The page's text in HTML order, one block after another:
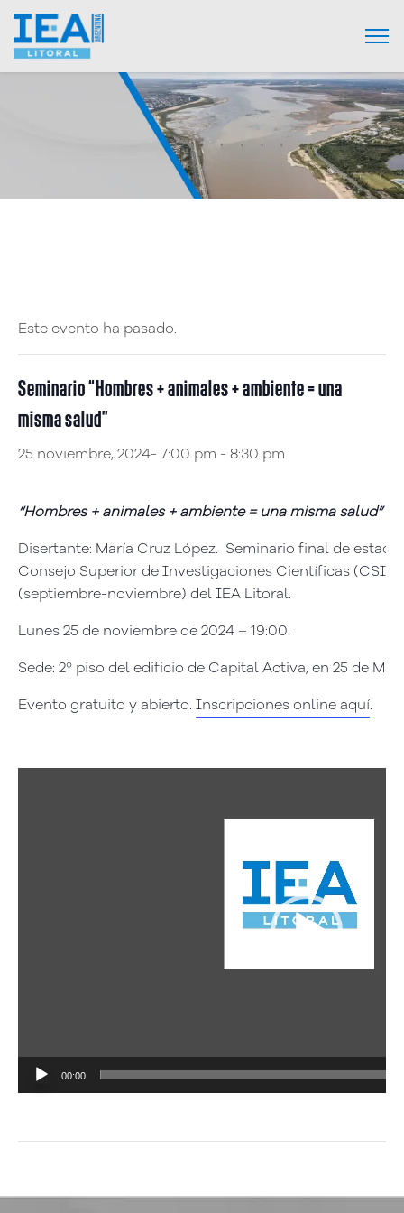
Este evento ha pasado.
Seminario “Hombres + animales + ambiente = una
misma salud”
25 noviembre, 2024- 7:00 pm - 8:30 pm
“Hombres + animales + ambiente = una misma salud”
Disertante: María Cruz López. Seminario final de
Consejo Superior de Investigaciones Científicas
(septiembre-noviembre) del IEA Litoral.
Lunes 25 de noviembre de 2024 – 19:00.
Sede: 2º piso del edificio de Capital Activa, en 25 de
Evento gratuito y abierto. Inscripciones online aquí.
00:00